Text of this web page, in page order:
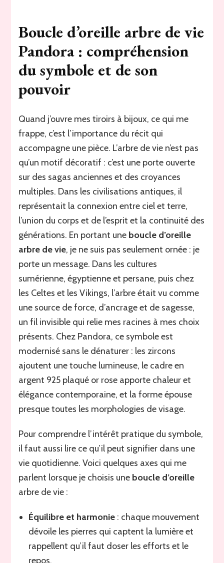
Boucle d’oreille arbre de vie
Pandora : compréhension
du symbole et de son
pouvoir
Quand j’ouvre mes tiroirs à bijoux, ce qui me
frappe, c’est l’importance du récit qui
accompagne une pièce. L’arbre de vie n’est pas
qu’un motif décoratif : c’est une porte ouverte
sur des sagas anciennes et des croyances
multiples. Dans les civilisations antiques, il
représentait la connexion entre ciel et terre,
l’union du corps et de l’esprit et la continuité des
générations. En portant une boucle d’oreille
arbre de vie, je ne suis pas seulement ornée : je
porte un message. Dans les cultures
sumérienne, égyptienne et persane, puis chez
les Celtes et les Vikings, l’arbre était vu comme
une source de force, d’ancrage et de sagesse,
un fil invisible qui relie mes racines à mes choix
présents. Chez Pandora, ce symbole est
modernisé sans le dénaturer : les zircons
ajoutent une touche lumineuse, le cadre en
argent 925 plaqué or rose apporte chaleur et
élégance contemporaine, et la forme épouse
presque toutes les morphologies de visage.
Pour comprendre l’intérêt pratique du symbole,
il faut aussi lire ce qu’il peut signifier dans une
vie quotidienne. Voici quelques axes qui me
parlent lorsque je choisis une boucle d’oreille
arbre de vie :
Équilibre et harmonie : chaque mouvement
dévoile les pierres qui captent la lumière et
rappellent qu’il faut doser les efforts et le
repos.